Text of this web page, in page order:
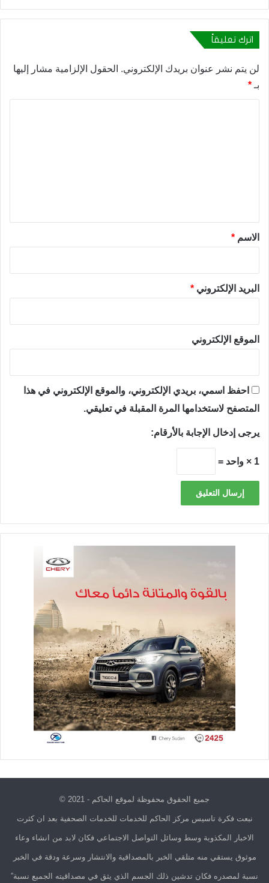
اترك تعليقاً
لن يتم نشر عنوان بريدك الإلكتروني. الحقول الإلزامية مشار إليها
بـ *
*الاسم *
البريد الإلكتروني *
الموقع الإلكتروني
احفظ اسمي، بريدي الإلكتروني، والموقع الإلكتروني في هذا
المتصفح لاستخدامها المرة المقبلة في تعليقي.
يرجى إدخال الإجابة بالأرقام:
1 × واحد =
جميع الحقوق محفوظة لموقع الحاكم - 2021 ©
نبعت فكرة تاسيس مركز الحاكم للخدمات للخدمات الصحفية بعد ان كثرت
الاخبار المكذوبة وسط وسائل التواصل الاجتماعي فكان لابد من انشاء وعاء
موثوق يستقي منه متلقي الخبر بالمصداقية والانتشار وسرعة ودقة في الخبر
نسبة لمصدره فكان تدشين ذلك الجسم الذي يثق في مصداقيته الجميع نسبة”